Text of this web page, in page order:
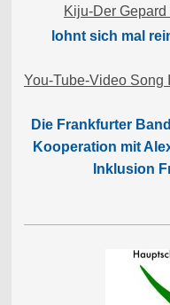
Kiju-Der
lohnt sich mal
You-Tube-Video Song
Die Frankfurter
Kooperation mit
Inklusion